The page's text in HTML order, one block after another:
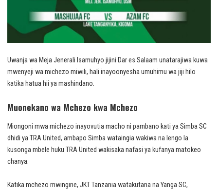
Uwanja wa Meja Jenerali Isamuhyo jijini Dar es Salaam unatarajiwa kuwa
mwenyeji wa michezo miwili, hali inayoonyesha umuhimu wa jiji hilo
katika hatua hii ya mashindano.
Muonekano wa Mchezo kwa Mchezo
Miongoni mwa michezo inayovutia macho ni pambano kati ya Simba SC
dhidi ya TRA United, ambapo Simba wataingia wakiwa na lengo la
kusonga mbele huku TRA United wakisaka nafasi ya kufanya matokeo
chanya.
Katika mchezo mwingine, JKT Tanzania watakutana na Yanga SC,